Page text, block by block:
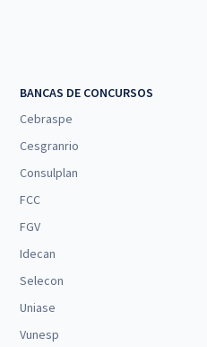
BANCAS DE CONCURSOS
Cebraspe
Cesgranrio
Consulplan
FCC
FGV
Idecan
Selecon
Uniase
Vunesp